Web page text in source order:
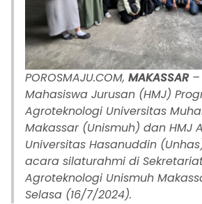
POROSMAJU.COM, MAKASSAR–
Mahasiswa Jurusan (HMJ)
Agroteknologi Universitas
Makassar (Unismuh) dan HMJ
Universitas Hasanuddin
acara silaturahmi di
Agroteknologi Unismuh
Selasa (16/7/2024).